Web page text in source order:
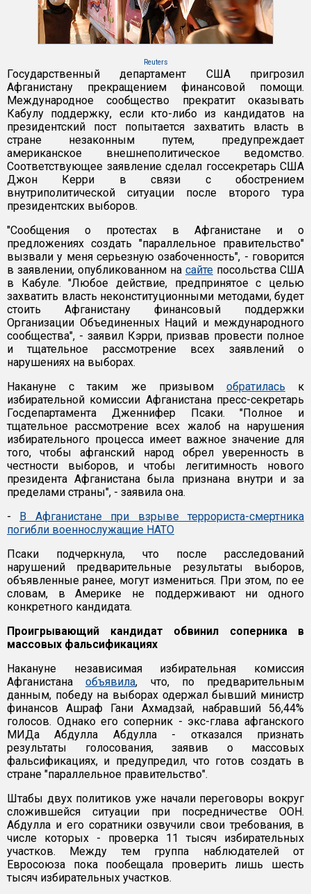
Reuters
Государственный департамент США пригрозил
Афганистану прекращением финансовой помощи.
Международное сообщество прекратит оказывать
Кабулу поддержку, если кто-либо из кандидатов на
президентский пост попытается захватить власть в
стране незаконным путем, предупреждает
американское внешнеполитическое ведомство.
Соответствующее заявление сделал госсекретарь США
Джон Керри в связи с обострением
внутриполитической ситуации после второго тура
президентских выборов.
"Сообщения о протестах в Афганистане и о
предложениях создать "параллельное правительство"
вызвали у меня серьезную озабоченность", - говорится
в заявлении, опубликованном на сайте посольства США
в Кабуле. "Любое действие, предпринятое с целью
захватить власть неконституционными методами, будет
стоить Афганистану финансовый поддержки
Организации Объединенных Наций и международного
сообщества", - заявил Кэрри, призвав провести полное
и тщательное рассмотрение всех заявлений о
нарушениях на выборах.
Накануне с таким же призывом обратилась к
избирательной комиссии Афганистана пресс-секретарь
Госдепартамента Дженнифер Псаки. "Полное и
тщательное рассмотрение всех жалоб на нарушения
избирательного процесса имеет важное значение для
того, чтобы афганский народ обрел уверенность в
честности выборов, и чтобы легитимность нового
президента Афганистана была признана внутри и за
пределами страны", - заявила она.
- В Афганистане при взрыве террориста-смертника
погибли военнослужащие НАТО
Псаки подчеркнула, что после расследований
нарушений предварительные результаты выборов,
объявленные ранее, могут измениться. При этом, по ее
словам, в Америке не поддерживают ни одного
конкретного кандидата.
Проигрывающий кандидат обвинил соперника в
массовых фальсификациях
Накануне независимая избирательная комиссия
Афганистанаобъявила, что, по предварительным
данным, победу на выборах одержал бывший министр
финансов Ашраф Гани Ахмадзай, набравший 56,44%
голосов. Однако его соперник - экс-глава афганского
МИДа Абдулла Абдулла - отказался признать
результаты голосования, заявив о массовых
фальсификациях, и предупредил, что готов создать в
стране "параллельное правительство".
Штабы двух политиков уже начали переговоры вокруг
сложившейся ситуации при посредничестве ООН.
Абдулла и его соратники озвучили свои требования, в
числе которых - проверка 11 тысяч избирательных
участков. Между тем группа наблюдателей от
Евросоюза пока пообещала проверить лишь шесть
тысяч избирательных участков.